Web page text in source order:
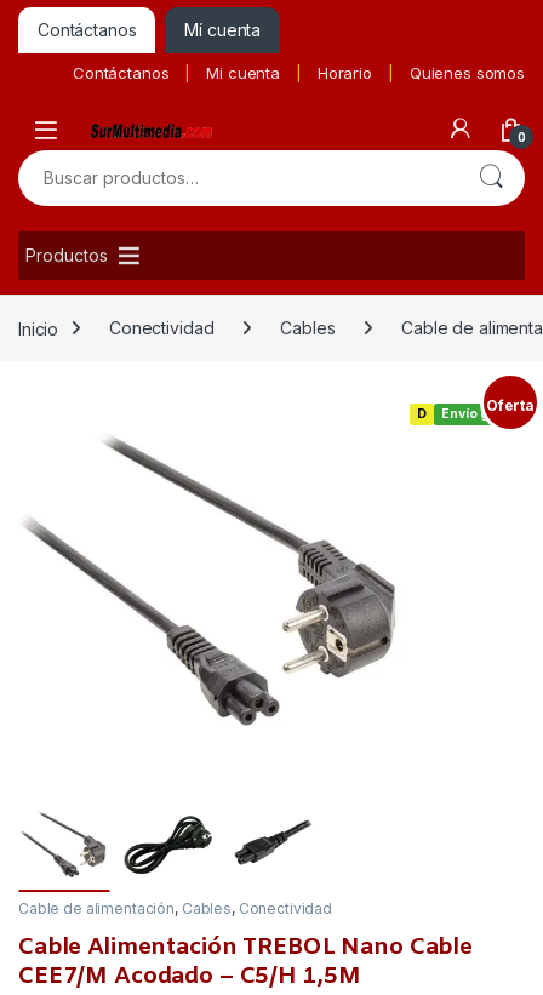
Contáctanos Mí cuenta
Contáctanos Mi cuenta Horario Quienes somos
0
Buscar por:
Productos
Inicio Conectividad Cables Cable de
Envío gratis
D Oferta
Cable de alimentación, Cables, Conectividad
Cable Alimentación TREBOL Nano Cable
CEE7/M Acodado – C5/H 1,5M